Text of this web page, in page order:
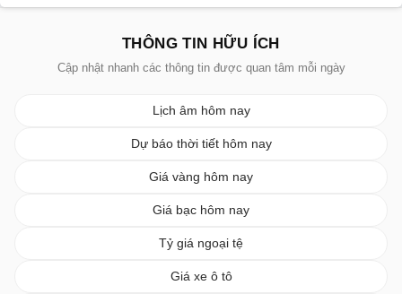
THÔNG TIN HỮU ÍCH
Cập nhật nhanh các thông tin được quan tâm mỗi ngày
Lịch âm hôm nay
Dự báo thời tiết hôm nay
Giá vàng hôm nay
Giá bạc hôm nay
Tỷ giá ngoại tệ
Giá xe ô tô